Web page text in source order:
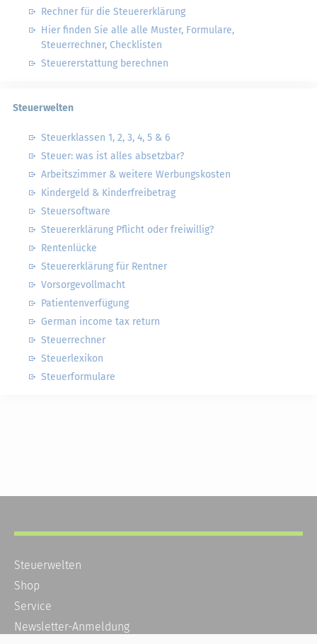
Rechner für die Steuererklärung
Hier finden Sie alle alle Muster, Formulare,
Steuerrechner, Checklisten
Steuererstattung berechnen
Steuerwelten
Steuerklassen 1, 2, 3, 4, 5 & 6
Steuer: was ist alles absetzbar?
Arbeitszimmer & weitere Werbungskosten
Kindergeld & Kinderfreibetrag
Steuersoftware
Steuererklärung Pflicht oder freiwillig?
Rentenlücke
Steuererklärung für Rentner
Vorsorgevollmacht
Patientenverfügung
German income tax return
Steuerrechner
Steuerlexikon
Steuerformulare
Steuerwelten
Shop
Service
Newsletter-Anmeldung